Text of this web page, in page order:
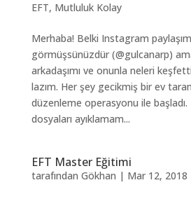
EFT, Mutluluk Kolay
Merhaba! Belki Instagram
görmüşsünüzdür (@gulcanarp)
arkadaşımı ve onunla neleri
lazım. Her şey gecikmiş bir ev
düzenleme operasyonu ile başladı.
dosyaları ayıklamam...
EFT Master Eğitimi
tarafından Gökhan | Mar 12, 2018